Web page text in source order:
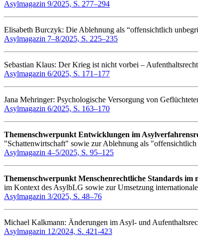
Asylmagazin 9/2025, S. 277–294
Elisabeth Burczyk: Die Ablehnung als “offensichtlich
Asylmagazin 7–8/2025, S. 225–235
Sebastian Klaus: Der Krieg ist nicht vorbei –
Asylmagazin 6/2025, S. 171–177
Jana Mehringer: Psychologische Versorgung von
Asylmagazin 6/2025, S. 163–170
Themenschwerpunkt Entwicklungen im
"Schattenwirtschaft" sowie zur Ablehnung als "offensichtlich
Asylmagazin 4–5/2025, S. 95–125
Themenschwerpunkt Menschenrechtliche Standards im
im Kontext des AsylbLG sowie zur Umsetzung
Asylmagazin 3/2025, S. 48–76
Michael Kalkmann: Änderungen im Asyl- und
Asylmagazin 12/2024, S. 421-423